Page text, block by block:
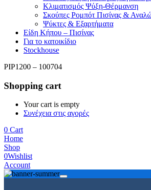
Κλιματισμός Ψύξη-Θέρμανση
Σκούπες Ρομπότ Πισίνας &
Ψύκτες & Εξαρτήματα
Είδη Κήπου – Πισίνας
Για το κατοικίδιο
Stockhouse
PIP1200 – 100704
Shopping cart
Your cart is empty
Συνέχεια στις αγορές
0 Cart
Home
Shop
0Wishlist
Account